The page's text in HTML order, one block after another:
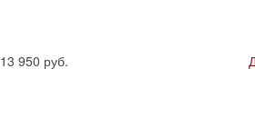
13 950 руб.